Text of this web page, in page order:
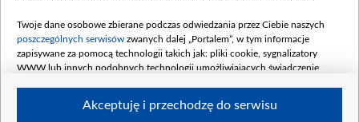
kwiecień 180 mln, 7 maja 180 mln, 8
czerwca 90 mln)
Dofinansowanie 250 000 000,00 PLN
4 sierpnia 250 mln
Twoje dane osobowe zbierane podczas odwiedzania przez Ciebie naszych
poszczególnych serwisów zwanych dalej „Portalem”, w tym informacje
zapisywane za pomocą technologii takich jak: pliki cookie, sygnalizatory
WWW lub innych podobnych technologii umożliwiających świadczenie
Akceptuję i przechodzę do serwisu